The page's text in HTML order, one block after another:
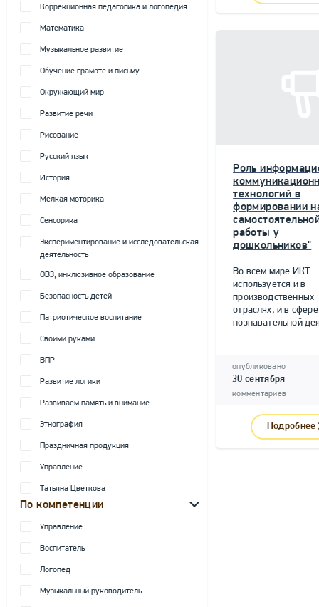
Коррекционная педагогика и логопедия
Математика
Музыкальное развитие
Обучение грамоте и письму
Окружающий мир
Развитие речи
Рисование
Русский язык
История
Мелкая моторика
Сенсорика
Экспериментирование и исследовательская
деятельность
ОВЗ, инклюзивное образование
Безопасность детей
Патриотическое воспитание
Своими руками
ВПР
Развитие логики
Развиваем память и внимание
Этнография
Праздничная продукция
Управление
Татьяна Цветкова
По компетенции
Управление
Воспитатель
Логопед
Музыкальный руководитель
Роль
технологий в
формировании
работы у
дошкольников"
Во всем мире ИКТ
используется и в
производственных
отраслях, и в сфере
познавательной
опубликовано
30 сентября
комментариев
Подробнее